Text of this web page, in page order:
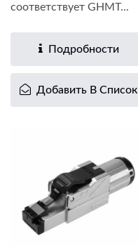
соответствует GHMT...
Подробности
Добавить В Список